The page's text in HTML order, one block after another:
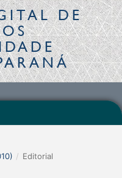
Legislação
CanaisDE
/ Editorial